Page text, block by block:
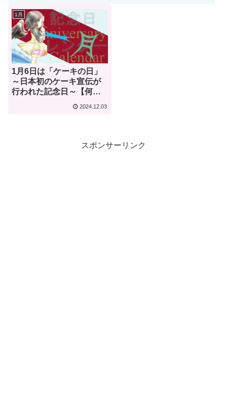
1月
1月6日は「ケーキの日」
～日本初のケーキ宣伝が
行われた記念日～【何気
2024.12.03
スポンサーリンク